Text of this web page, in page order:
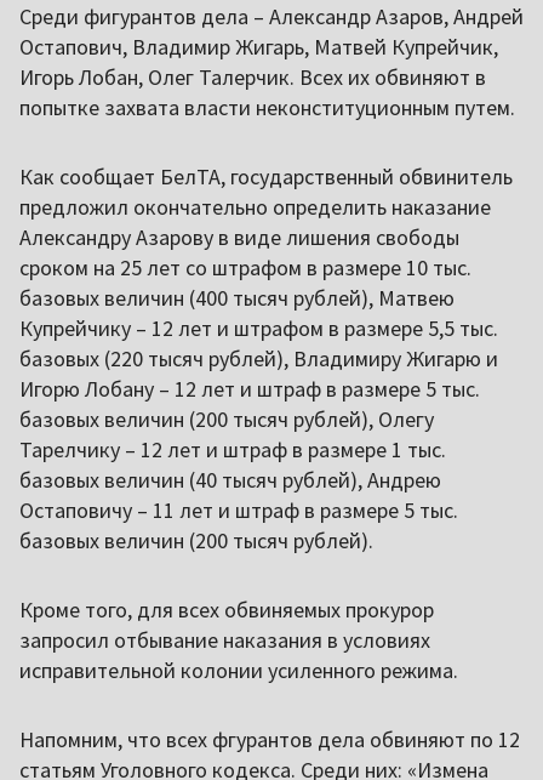
Среди фигурантов дела – Александр Азаров, Андрей
Остапович, Владимир Жигарь, Матвей Купрейчик,
Игорь Лобан, Олег Талерчик. Всех их обвиняют в
попытке захвата власти неконституционным путем.
Как сообщает БелТА, государственный обвинитель
предложил окончательно определить наказание
Александру Азарову в виде лишения свободы
сроком на 25 лет со штрафом в размере 10 тыс.
базовых величин (400 тысяч рублей), Матвею
Купрейчику – 12 лет и штрафом в размере 5,5 тыс.
базовых (220 тысяч рублей), Владимиру Жигарю и
Игорю Лобану – 12 лет и штраф в размере 5 тыс.
базовых величин (200 тысяч рублей), Олегу
Тарелчику – 12 лет и штраф в размере 1 тыс.
базовых величин (40 тысяч рублей), Андрею
Остаповичу – 11 лет и штраф в размере 5 тыс.
базовых величин (200 тысяч рублей).
Кроме того, для всех обвиняемых прокурор
запросил отбывание наказания в условиях
исправительной колонии усиленного режима.
Напомним, что всех фгурантов дела обвиняют по 12
статьям Уголовного кодекса. Среди них: «Измена